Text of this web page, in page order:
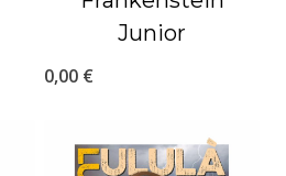
Junior
0,00 €